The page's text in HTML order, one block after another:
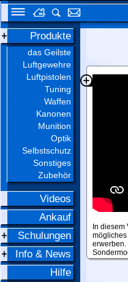
Produkte
das Geilste
Luftgewehre
Luftpistolen
Tuning
Waffen
Kanonen
Munition
Optik
Selbstschutz
Sonstiges
Zubehör
Videos
Ankauf
Schulungen
Info & News
Hilfe